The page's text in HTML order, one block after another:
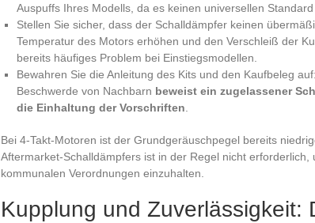
Auspuffs Ihres Modells, da es keinen universellen
Stellen Sie sicher, dass der Schalldämpfer keinen
Temperatur des Motors erhöhen und den Verschleiß der
bereits häufiges Problem bei Einstiegsmodellen.
Bewahren Sie die Anleitung des Kits und den Kaufbeleg
Beschwerde von Nachbarn beweist ein zugelassener
die Einhaltung der Vorschriften
Bei 4-Takt-Motoren ist der Grundgeräuschpegel bereits
Aftermarket-Schalldämpfers ist in der Regel nicht
kommunalen Verordnungen einzuhalten.
Kupplung und Zuverlässigkeit: